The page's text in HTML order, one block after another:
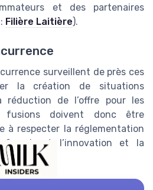
et des partenaires
Filière Laitière).
surveillent de près ces
la création de situations
réduction de l’offre pour les
fusions doivent donc être
à respecter la réglementation
l’innovation et la
laitier.